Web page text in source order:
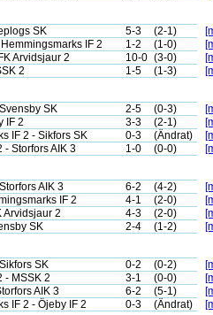
SK 5-3 (2-1)
IF 2 1-2 (1-0)
Arvidsjaur 2 10-0 (3-0)
2 1-5 (1-3)
SK 2-5 (0-3)
IF 2 3-3 (2-1)
IF 2 - Sikfors SK 0-3 (Ändrat)
- Storfors AIK 3 1-0 (0-0)
AIK 3 6-2 (4-2)
IF 2 4-1 (2-0)
Arvidsjaur 2 4-3 (2-0)
SK 2-4 (1-2)
SK 0-2 (0-2)
- MSSK 2 3-1 (0-0)
AIK 3 6-2 (5-1)
IF 2 - Öjeby IF 2 0-3 (Ändrat)